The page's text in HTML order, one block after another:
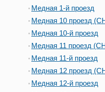
Медная 1-й проезд
Медная 10 проезд
Медная 10-й проезд
Медная 11 проезд
Медная 11-й проезд
Медная 12 проезд
Медная 12-й проезд